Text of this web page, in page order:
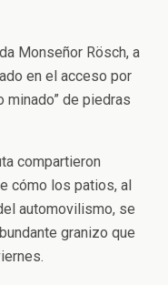
Monseñor Rösch, a
en el acceso por
minado” de piedras
compartieron
cómo los patios, al
automovilismo, se
granizo que